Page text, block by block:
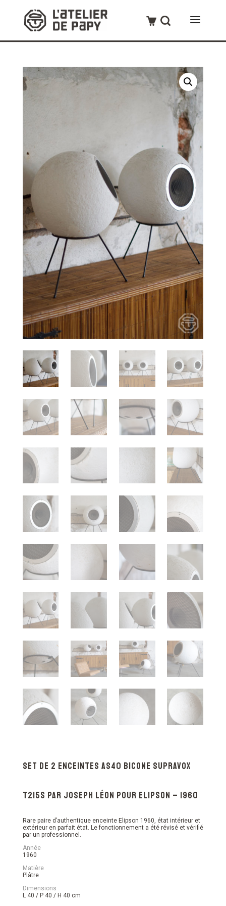
Set de 2 Enceintes AS40 Bicone Supravox
T215s par Joseph Léon pour Elipson – 1960
Rare paire d’authentique enceinte Elipson 1960, état intérieur et
extérieur en parfait état. Le fonctionnement a été révisé et vérifié
par un professionnel.
Année
1960
Matière
Plâtre
Dimensions
L 40 / P 40 / H 40 cm